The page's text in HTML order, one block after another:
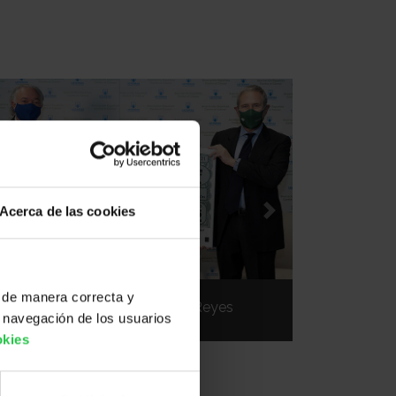
Acerca de las cookies
manera correcta y
de los usuarios
Jesús Huerta y Ramón Reyes
Previous Next